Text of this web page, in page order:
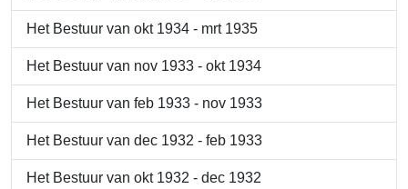
Het Bestuur van okt 1934 - mrt 1935
Het Bestuur van nov 1933 - okt 1934
Het Bestuur van feb 1933 - nov 1933
Het Bestuur van dec 1932 - feb 1933
Het Bestuur van okt 1932 - dec 1932